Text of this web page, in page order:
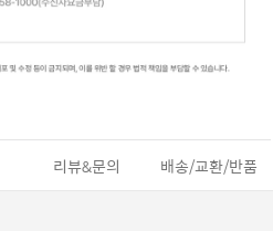
리뷰&문의
배송/교환/반품